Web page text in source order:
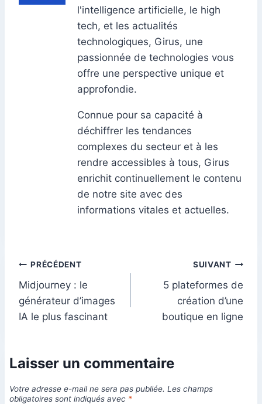
l'intelligence artificielle, le high
tech, et les actualités
technologiques, Girus, une
passionnée de technologies vous
offre une perspective unique et
approfondie.
Connue pour sa capacité à
déchiffrer les tendances
complexes du secteur et à les
rendre accessibles à tous, Girus
enrichit continuellement le contenu
de notre site avec des
informations vitales et actuelles.
Navigation
de
l’article
PRÉCÉDENT
Midjourney : le
générateur d’images
IA le plus fascinant
SUIVANT
5 plateformes de
création d’une
boutique en ligne
Laisser un commentaire
Votre adresse e-mail ne sera pas publiée. Les champs
obligatoires sont indiqués avec *